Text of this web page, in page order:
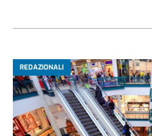
REDAZIONALI